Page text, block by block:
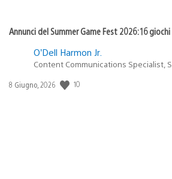
Annunci del Summer Game Fest 2026: 16
O’Dell Harmon Jr.
Content Communications Specialist,
Data
8 Giugno, 2026 10